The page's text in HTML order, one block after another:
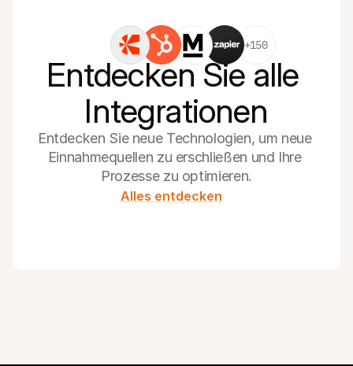
+150
Entdecken Sie alle
Integrationen
Entdecken Sie neue Technologien, um neue
Einnahmequellen zu erschließen und Ihre
Prozesse zu optimieren.
Alles entdecken